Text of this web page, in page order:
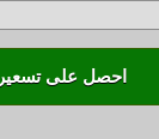
احصل على تسعير